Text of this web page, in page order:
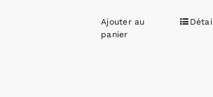
Ajouter au
panier